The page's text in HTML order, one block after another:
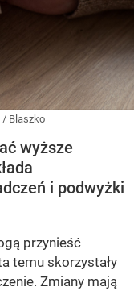
/ Blaszko
wyższe
i podwyżki
przynieść
temu skorzystały
Zmiany mają